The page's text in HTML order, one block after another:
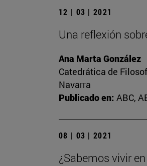
12 | 03 | 2021
Una reflexión
Ana Marta González
Catedrática de
Navarra
Publicado en: ABC,
08 | 03 | 2021
¿Sabemos vivir